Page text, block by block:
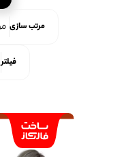
مرتب سازی
فیلتر